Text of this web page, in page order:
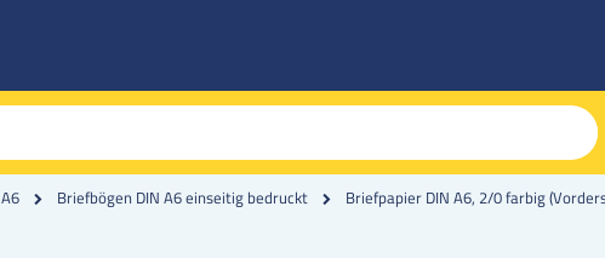
Briefbögen DIN A6 einseitig bedruckt Briefpapier DIN A6, 2/0 farbig